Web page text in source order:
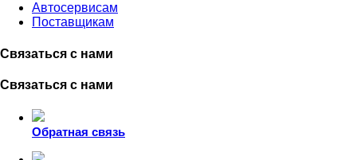
Автосервисам
Поставщикам
Связаться с нами
Связаться с нами
Обратная связь